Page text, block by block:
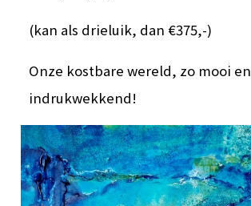
(kan als drieluik, dan €375,-)
Onze kostbare wereld, zo mooi en
indrukwekkend!